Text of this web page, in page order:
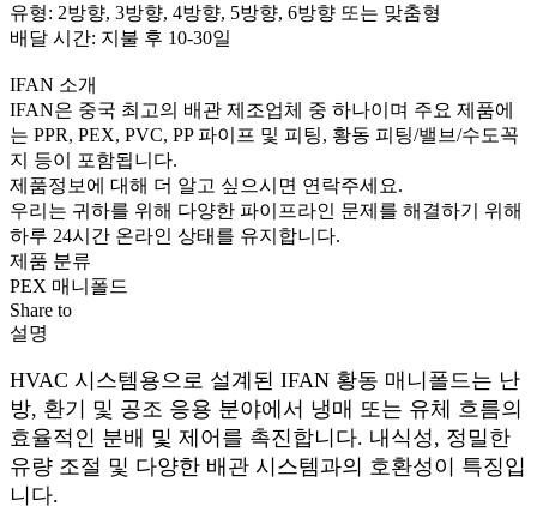
유형: 2방향, 3방향, 4방향, 5방향, 6방향 또는 맞춤형
배달 시간: 지불 후 10-30일
IFAN 소개
IFAN은 중국 최고의 배관 제조업체 중 하나이며 주요 제품에
는 PPR, PEX, PVC, PP 파이프 및 피팅, 황동 피팅/밸브/수도꼭
지 등이 포함됩니다.
제품정보에 대해 더 알고 싶으시면 연락주세요.
우리는 귀하를 위해 다양한 파이프라인 문제를 해결하기 위해
하루 24시간 온라인 상태를 유지합니다.
제품 분류
PEX 매니폴드
Share to
설명
HVAC 시스템용으로 설계된 IFAN 황동 매니폴드는 난
방, 환기 및 공조 응용 분야에서 냉매 또는 유체 흐름의
효율적인 분배 및 제어를 촉진합니다. 내식성, 정밀한
유량 조절 및 다양한 배관 시스템과의 호환성이 특징입
니다.